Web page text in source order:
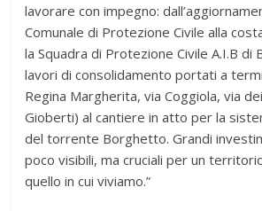
lavorare con impegno:
Comunale di Protezione Civile alla
la Squadra di Protezione Civile A.I.B di
lavori di consolidamento portati a
Regina Margherita, via Coggiola, via
Gioberti) al cantiere in atto per la
del torrente Borghetto. Grandi
poco visibili, ma cruciali per un
quello in cui viviamo.”